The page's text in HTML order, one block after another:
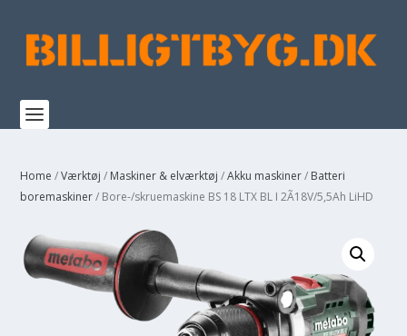
Home /Værktøj / Maskiner & elværktøj /Akku maskiner/ Batteri
boremaskiner/ Bore-/skruemaskine BS 18 LTX BL I 2Ã18V/5,5Ah LiHD